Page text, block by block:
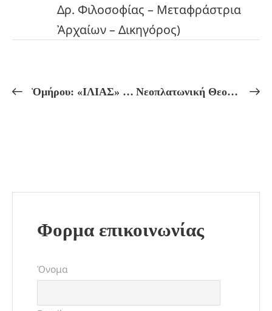
Δρ. Φιλοσοφίας – Μεταφράστρια
Ἀρχαίων – Δικηγόρος)
Ὁμήρου: «ΙΛΙΑΣ» Μυστηριακός Ἀποσυμβολισμός! Νεοπλατωνική Θεουργία!
Φορμα επικοινωνίας
Όνομα